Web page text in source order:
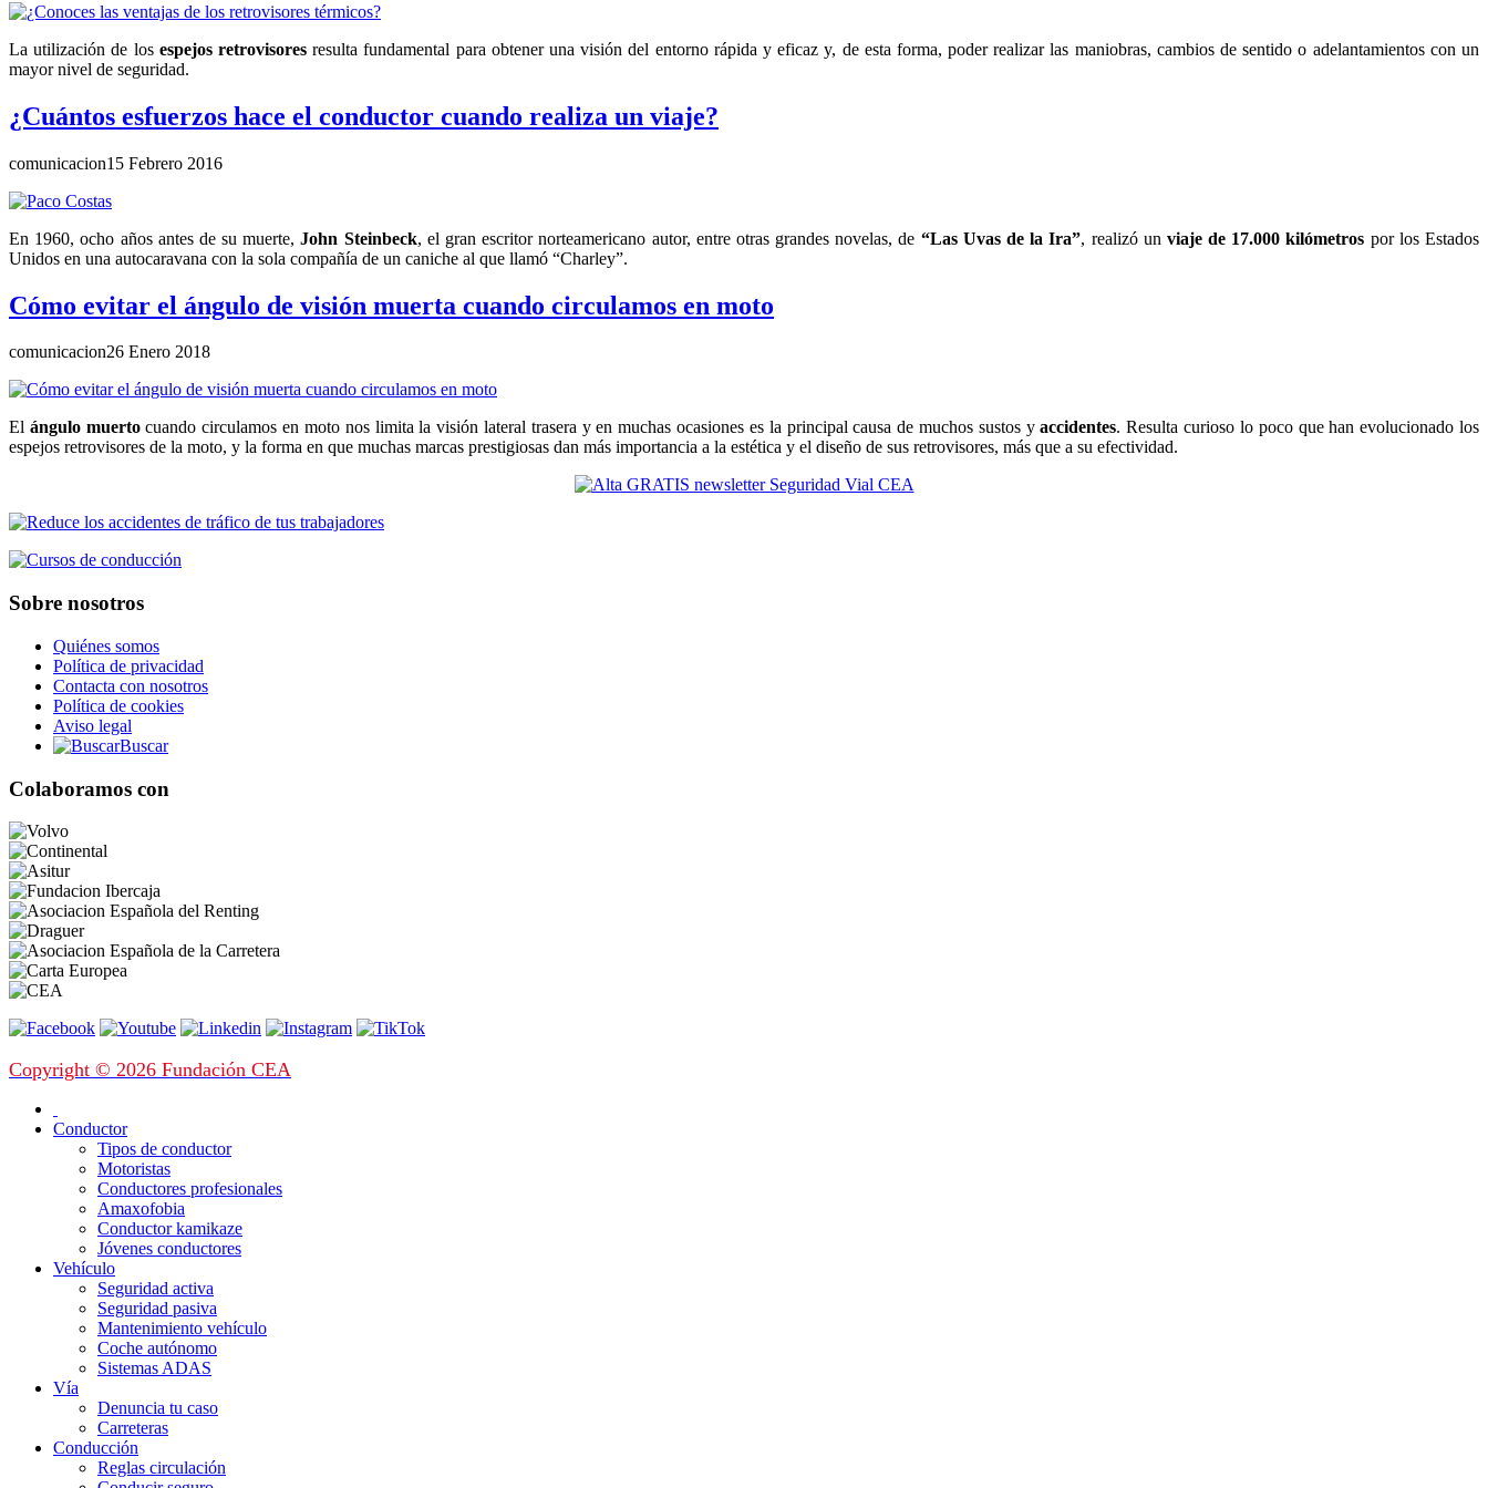
La utilización de los espejos retrovisoresresulta fundamental para obtener una visión del entorno rápida y eficaz y, de esta forma, poder realizar las maniobras, cambios de sentido o adelantamientos con un
mayor nivel de seguridad.
¿Cuántos esfuerzos hace el conductor cuando realiza un viaje?
comunicacion15 Febrero 2016
En 1960, ocho años antes de su muerte,John Steinbeck, el gran escritor norteamericano autor, entre otras grandes novelas, de “Las Uvas de la Ira”, realizó un viaje de 17.000 kilómetros por los Estados
Unidos en una autocaravana con la sola compañía de un caniche al que llamó “Charley”.
Cómo evitar el ángulo de visión muerta cuando circulamos en moto
comunicacion26 Enero 2018
El ángulo muertocuando circulamos en moto nos limita la visión lateral trasera y en muchas ocasiones es la principal causa de muchos sustos yaccidentes. Resulta curioso lo poco que han evolucionado los
espejos retrovisores de la moto, y la forma en que muchas marcas prestigiosas dan más importancia a la estética y el diseño de sus retrovisores, más que a su efectividad.
Sobre nosotros
Quiénes somos
Política de privacidad
Contacta con nosotros
Política de cookies
Aviso legal
Buscar
Colaboramos con
Copyright © 2026 Fundación CEA
Conductor
Tipos de conductor
Motoristas
Conductores profesionales
Amaxofobia
Conductor kamikaze
Jóvenes conductores
Vehículo
Seguridad activa
Seguridad pasiva
Mantenimiento vehículo
Coche autónomo
Sistemas ADAS
Vía
Denuncia tu caso
Carreteras
Conducción
Reglas circulación